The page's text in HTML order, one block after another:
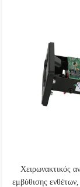
Χειρωνακτικός
εμβύθισης